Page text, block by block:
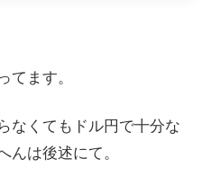
てます。
なくてもドル円で十分な
んは後述にて。